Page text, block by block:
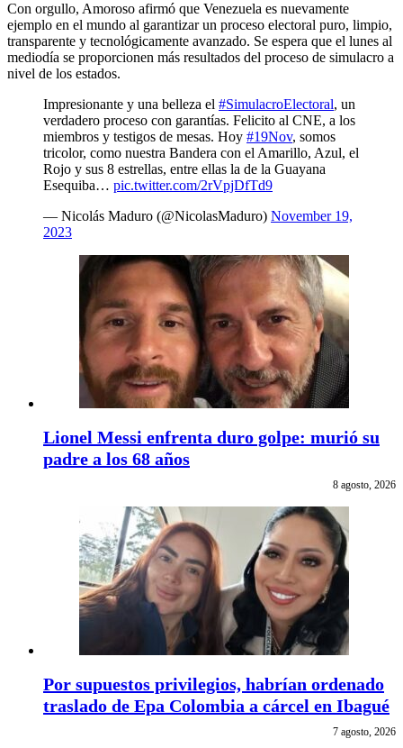
Con orgullo, Amoroso afirmó que Venezuela es nuevamente
ejemplo en el mundo al garantizar un proceso electoral puro, limpio,
transparente y tecnológicamente avanzado. Se espera que el lunes al
mediodía se proporcionen más resultados del proceso de simulacro a
nivel de los estados.
Impresionante y una belleza el #SimulacroElectoral, un
verdadero proceso con garantías. Felicito al CNE, a los
miembros y testigos de mesas. Hoy #19Nov, somos
tricolor, como nuestra Bandera con el Amarillo, Azul, el
Rojo y sus 8 estrellas, entre ellas la de la Guayana
Esequiba… pic.twitter.com/2rVpjDfTd9
— Nicolás Maduro (@NicolasMaduro) November 19,
2023
Lionel Messi enfrenta duro golpe: murió su
padre a los 68 años
8 agosto, 2026
Por supuestos privilegios, habrían ordenado
traslado de Epa Colombia a cárcel en Ibagué
7 agosto, 2026